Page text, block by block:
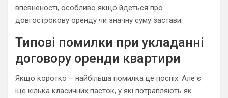
впевненості, особливо якщо йдеться про
довгострокову оренду чи значну суму застави.
Типові помилки при укладанні
договору оренди квартири
Якщо коротко – найбільша помилка це поспіх. Але є
ще кілька класичних пасток, у які потрапляють як